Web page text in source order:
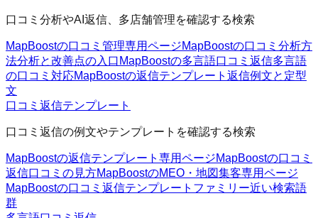
口コミ分析やAI返信、多店舗管理を確認する検索
MapBoostの口コミ管理専用ページMapBoostの口コミ分析方
法分析と改善点の入口 MapBoostの多言語口コミ返信多言語
の口コミ対応MapBoostの返信テンプレート 返信例文と定型
文
口コミ返信テンプレート
口コミ返信の例文やテンプレートを確認する検索
MapBoostの返信テンプレート 専用ページMapBoostの口コミ
返信口コミの見方MapBoostのMEO・地図集客専用ページ
MapBoostの口コミ返信テンプレートファミリー近い検索語
群